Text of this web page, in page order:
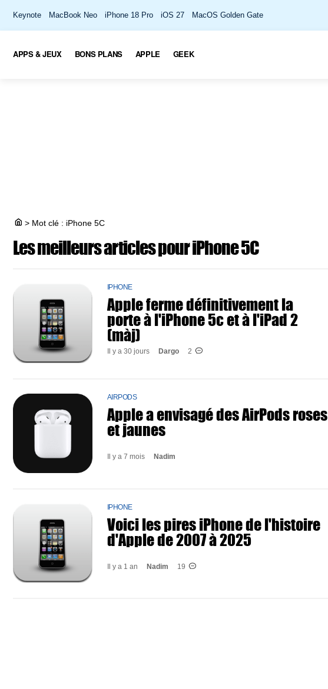
Keynote MacBook Neo iPhone 18 Pro iOS 27 MacOS Golden Gate
APPS & JEUX BONS PLANS APPLE GEEK
> Mot clé : iPhone 5C
Les meilleurs articles pouriPhone 5C
IPHONE
Apple ferme définitivement la
porte à l'iPhone 5c et à l'iPad 2
(màj)
Il y a 30 jours Dargo 2
AIRPODS
Apple a envisagé des AirPods roses
et jaunes
Il y a 7 mois Nadim
IPHONE
Voici les pires iPhone de l'histoire
d'Apple de 2007 à 2025
Il y a 1 an Nadim 19